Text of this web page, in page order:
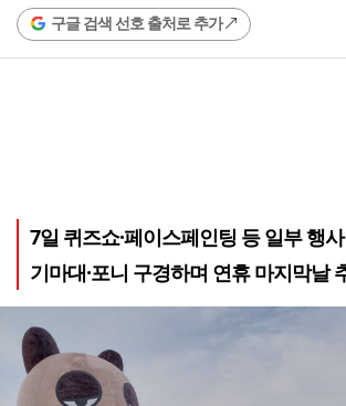
구글 검색 선호 출처로 추가
7일 퀴즈쇼·페이스페인팅 등 일부 행
기마대·포니 구경하며 연휴 마지막날